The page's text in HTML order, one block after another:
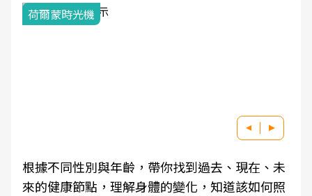
荷爾蒙時光機
根據不同性別與年齡，帶你找到過去、現在、未
來的健康節點，理解身體的變化，知道該如何照